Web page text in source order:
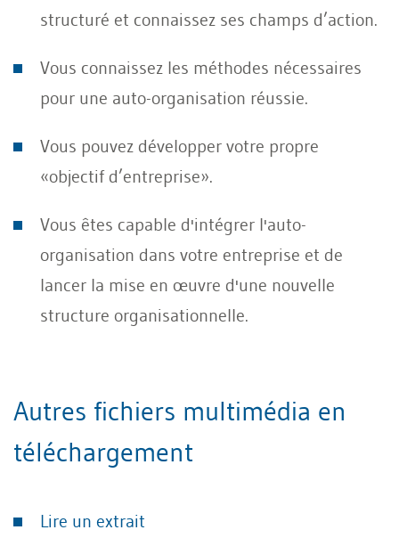
structuré et connaissez ses champs d’action.
Vous connaissez les méthodes nécessaires
pour une auto-organisation réussie.
Vous pouvez développer votre propre
«objectif d’entreprise».
Vous êtes capable d'intégrer l'auto-
organisation dans votre entreprise et de
lancer la mise en œuvre d'une nouvelle
structure organisationnelle.
Autres fichiers multimédia en
téléchargement
Lire un extrait